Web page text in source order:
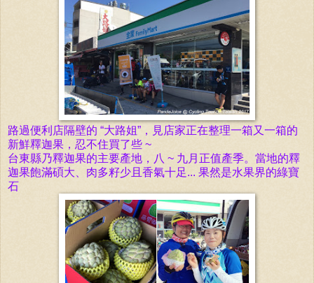
路過便利店隔壁的 “大路姐”，見店家正在整理一箱又一箱的
新鮮釋迦果，忍不住買了些 ~
台東縣乃釋迦果的主要產地，八 ~ 九月正值產季。當地的釋
迦果飽滿碩大、肉多籽少且香氣十足... 果然是水果界的綠寶
石